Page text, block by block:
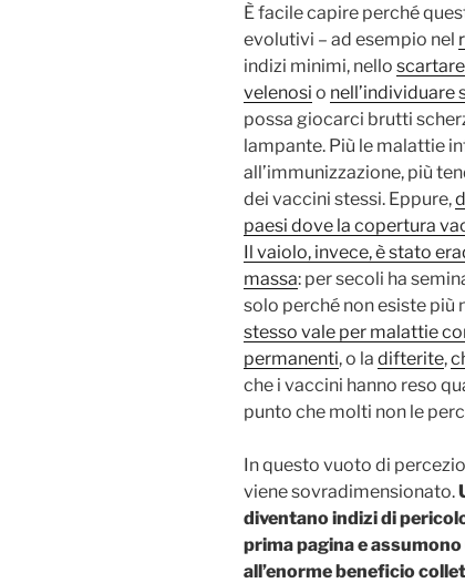
È facile capire perché
evolutivi – ad esempio nel
indizi minimi, nello
velenosi o nell’individuare
possa giocarci brutti
lampante. Più le malattie
all’immunizzazione, più
dei vaccini stessi. Eppure,
paesi dove la copertura
Il vaiolo, invece, è stato
massa: per secoli ha
solo perché non esiste più
stesso vale per malattie
permanenti, o la difterite,
che i vaccini hanno reso
punto che molti non le
In questo vuoto di
viene sovradimensionato.
diventano indizi di
prima pagina e
all’enorme beneficio